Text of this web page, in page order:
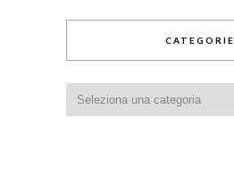
CATEGORIE